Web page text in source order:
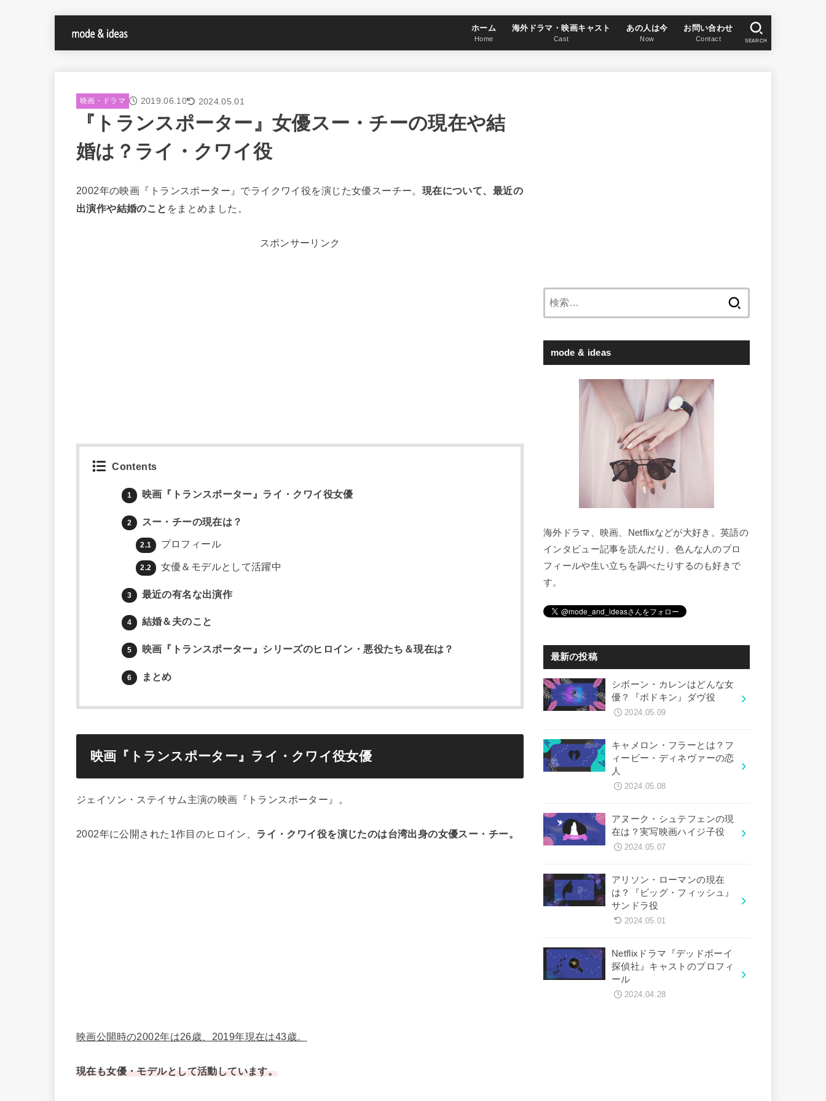
ホーム
Home
海外ドラマ・映画キャスト
Cast
あの人は今
Now
お問い合わせ
Contact SEARCH
映画・ドラマ 2019.06.10 2024.05.01
『トランスポーター』女優スー・チーの現在や結
婚は？ライ・クワイ役
2002年の映画『トランスポーター』でライクワイ役を演じた女優スーチー。 現在について、最近の
出演作や結婚のこと をまとめました。
スポンサーリンク
Contents
1 映画『トランスポーター』ライ・クワイ役女優
2 スー・チーの現在は？
2.1 プロフィール
2.2 女優＆モデルとして活躍中
3 最近の有名な出演作
4 結婚＆夫のこと
5 映画『トランスポーター』シリーズのヒロイン・悪役たち＆現在は？
6 まとめ
映画『トランスポーター』ライ・クワイ役女優
ジェイソン・ステイサム主演の映画『トランスポーター』。
2002年に公開された1作目のヒロイン、 ライ・クワイ役を演じたのは台湾出身の女優スー・チー。
映画公開時の2002年は26歳、2019年現在は43歳。
現在も女優・モデルとして活動しています。
mode & ideas
海外ドラマ、映画、Netflixなどが大好き。英語の
インタビュー記事を読んだり、色んな人のプロ
フィールや生い立ちを調べたりするのも好きで
す。
最新の投稿
シボーン・カレンはどんな女
優？『ボドキン』ダヴ役
2024.05.09
キャメロン・フラーとは？フ
ィービー・ディネヴァーの恋
人
2024.05.08
アヌーク・シュテフェンの現
在は？実写映画ハイジ子役
2024.05.07
アリソン・ローマンの現在
は？『ビッグ・フィッシュ』
サンドラ役
2024.05.01
Netflixドラマ『デッドボーイ
探偵社』キャストのプロフィ
ール
2024.04.28